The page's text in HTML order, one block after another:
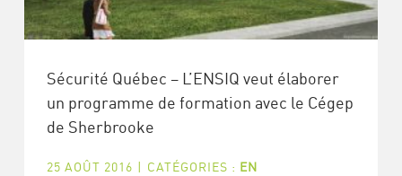
Sécurité Québec – L’ENSIQ veut élaborer
un programme de formation avec le Cégep
de Sherbrooke
25 AOÛT 2016 | CATÉGORIES : EN